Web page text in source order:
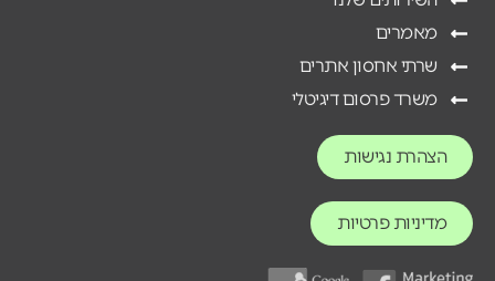
מאמרים
שרתי אחסון אתרים
משרד פרסום דיגיטלי
הצהרת נגישות
מדיניות פרטיות